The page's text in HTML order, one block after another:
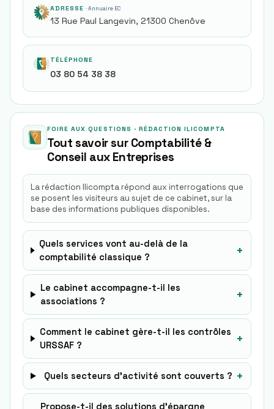
ADRESSE· Annuaire EC
13 Rue Paul Langevin, 21300 Chenôve
TÉLÉPHONE
03 80 54 38 38
FOIRE AUX QUESTIONS · RÉDACTION ILICOMPTA
Tout savoir sur Comptabilité &
Conseil aux Entreprises
La rédaction Ilicompta répond aux interrogations que
se posent les visiteurs au sujet de ce cabinet, sur la
base des informations publiques disponibles.
Quels services vont au-delà de la
comptabilité classique ?
+
Le cabinet accompagne-t-il les
associations ?
+
Comment le cabinet gère-t-il les contrôles
URSSAF ?
+
Quels secteurs d’activité sont couverts ? +
Propose-t-il des solutions d’épargne